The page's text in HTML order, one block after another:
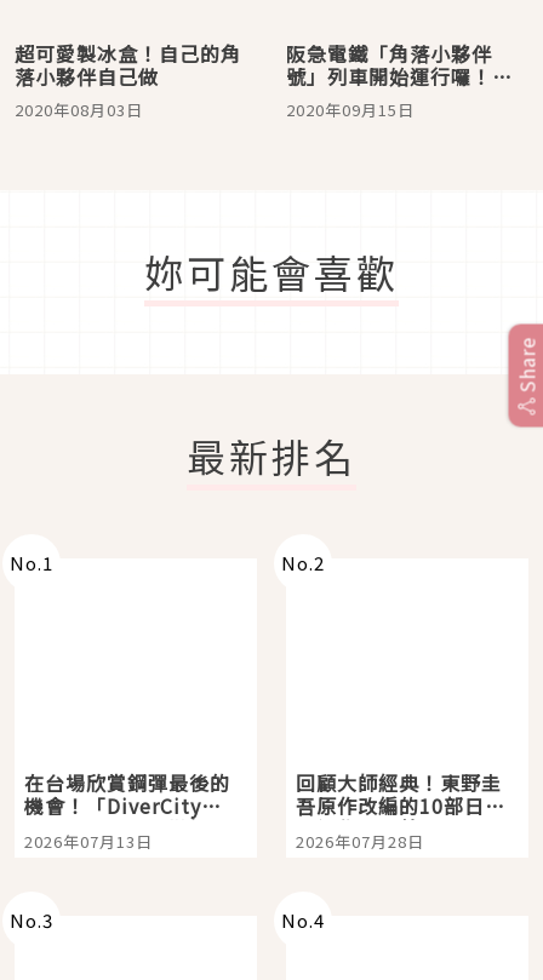
超可愛製冰盒！自己的角
落小夥伴自己做
2020年08月03日
阪急電鐵「角落小夥伴
號」列車開始運行囉！到
明年春季都有機會遇到栗
子站長為你服務
2020年09月15日
妳可能會喜歡
最新排名
No.1
在台場欣賞鋼彈最後的
機會！「DiverCity
Tokyo Plaza」搭船、
購物、美食及夜景，一
2026年07月13日
No.2
回顧大師經典！東野圭
吾原作改編的10部日本
影視作品推薦
2026年07月28日
No.3 No.4
Share